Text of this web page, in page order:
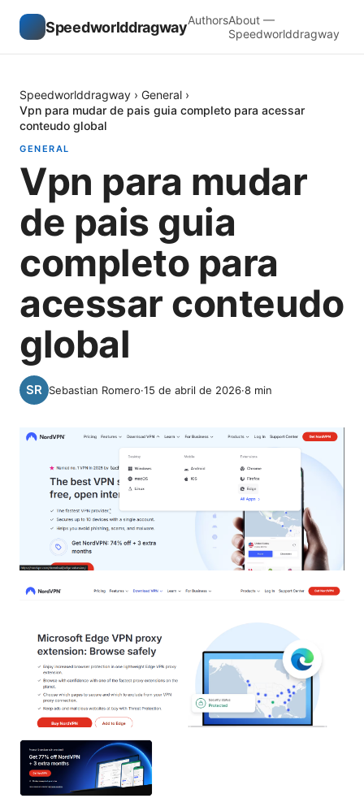
SpeedworlddragwayAuthorsAbout —
Speedworlddragway
Speedworlddragway › General ›
Vpn para mudar de pais guia completo para acessar
conteudo global
GENERAL
Vpn para mudar
de pais guia
completo para
acessar conteudo
global
Sebastian Romero·15 de abril de 2026·8 min